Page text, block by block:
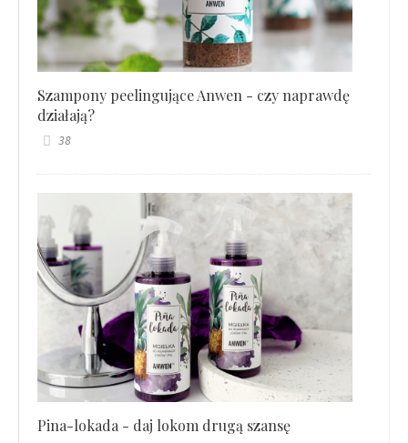
Szampony peelingujące Anwen - czy naprawdę
działają?
38
Pina-lokada - daj lokom drugą szansę